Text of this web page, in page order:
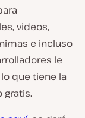
videos,
e incluso
le
que tiene la
gratis.